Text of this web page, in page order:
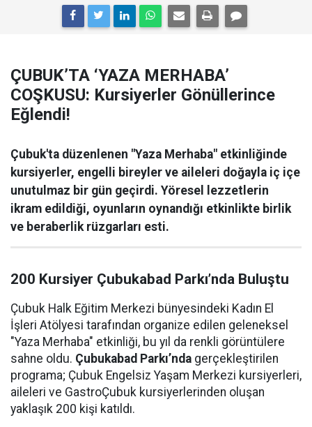
ÇUBUK’TA ‘YAZA MERHABA’
COŞKUSU: Kursiyerler Gönüllerince
Eğlendi!
Çubuk'ta düzenlenen "Yaza Merhaba" etkinliğinde
kursiyerler, engelli bireyler ve aileleri doğayla iç içe
unutulmaz bir gün geçirdi. Yöresel lezzetlerin
ikram edildiği, oyunların oynandığı etkinlikte birlik
ve beraberlik rüzgarları esti.
200 Kursiyer Çubukabad Parkı’nda Buluştu
Çubuk Halk Eğitim Merkezi bünyesindeki Kadın El
İşleri Atölyesi tarafından organize edilen geleneksel
"Yaza Merhaba" etkinliği, bu yıl da renkli görüntülere
sahne oldu. Çubukabad Parkı’nda gerçekleştirilen
programa; Çubuk Engelsiz Yaşam Merkezi kursiyerleri,
aileleri ve GastroÇubuk kursiyerlerinden oluşan
yaklaşık 200 kişi katıldı.